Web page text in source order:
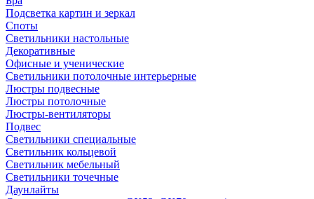
Подсветка картин и зеркал
Споты
Светильники настольные
Декоративные
Офисные и ученические
Светильники потолочные интерьерные
Люстры подвесные
Люстры потолочные
Люстры-вентиляторы
Подвес
Светильники специальные
Светильник кольцевой
Светильник мебельный
Светильники точечные
Даунлайты